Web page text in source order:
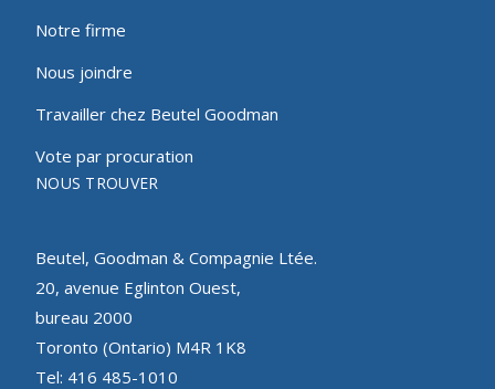
Notre firme
Nous joindre
Travailler chez Beutel Goodman
Vote par procuration
NOUS TROUVER
Beutel, Goodman & Compagnie Ltée.
20, avenue Eglinton Ouest,
bureau 2000
Toronto (Ontario) M4R 1K8
Tel: 416 485-1010